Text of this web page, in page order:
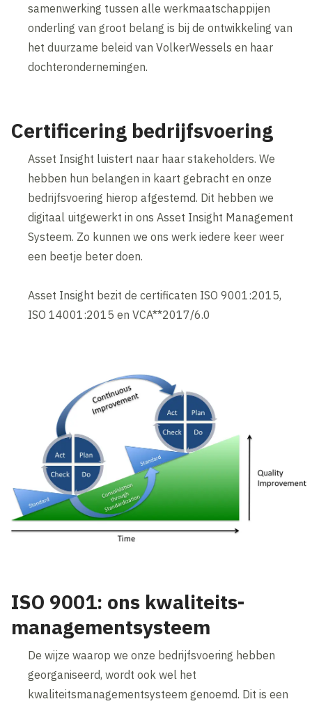
samenwerking tussen alle werkmaatschappijen
onderling van groot belang is bij de ontwikkeling van
het duurzame beleid van VolkerWessels en haar
dochterondernemingen.
Certificering bedrijfsvoering
Asset Insight luistert naar haar stakeholders. We
hebben hun belangen in kaart gebracht en onze
bedrijfsvoering hierop afgestemd. Dit hebben we
digitaal uitgewerkt in ons Asset Insight Management
Systeem. Zo kunnen we ons werk iedere keer weer
een beetje beter doen.
Asset Insight bezit de certificaten ISO 9001:2015,
ISO 14001:2015 en VCA**2017/6.0
ISO 9001: ons kwaliteits-
managementsysteem
De wijze waarop we onze bedrijfsvoering hebben
georganiseerd, wordt ook wel het
kwaliteitsmanagementsysteem genoemd. Dit is een